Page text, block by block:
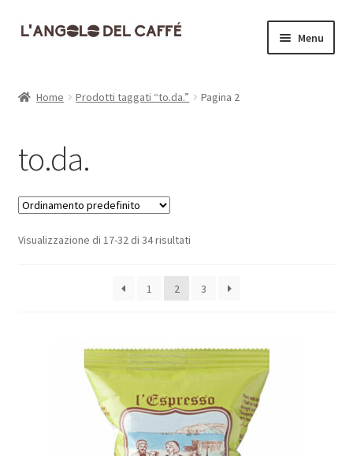
Vai
Vai
Menu
Cassa
Contatti
Dove siamo
Home Prodotti taggati “to.da.” Pagina 2
to.da.
Visualizzazione di 17-32 di 34 risultati
1 2 3